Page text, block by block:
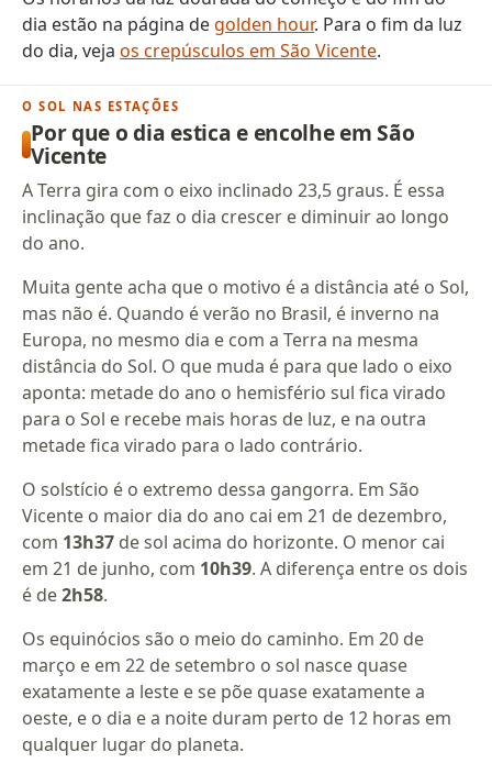
dia estão na página degolden hour. Para o fim da luz
do dia, vejaos crepúsculos em São Vicente.
O SOL NAS ESTAÇÕES
Por que o dia estica e encolhe em São
Vicente
A Terra gira com o eixo inclinado 23,5 graus. É essa
inclinação que faz o dia crescer e diminuir ao longo
do ano.
Muita gente acha que o motivo é a distância até o Sol,
mas não é. Quando é verão no Brasil, é inverno na
Europa, no mesmo dia e com a Terra na mesma
distância do Sol. O que muda é para que lado o eixo
aponta: metade do ano o hemisfério sul fica virado
para o Sol e recebe mais horas de luz, e na outra
metade fica virado para o lado contrário.
O solstício é o extremo dessa gangorra. Em São
Vicente o maior dia do ano cai em 21 de dezembro,
com 13h37 de sol acima do horizonte. O menor cai
em 21 de junho, com 10h39. A diferença entre os dois
é de2h58.
Os equinócios são o meio do caminho. Em 20 de
março e em 22 de setembro o sol nasce quase
exatamente a leste e se põe quase exatamente a
oeste, e o dia e a noite duram perto de 12 horas em
qualquer lugar do planeta.